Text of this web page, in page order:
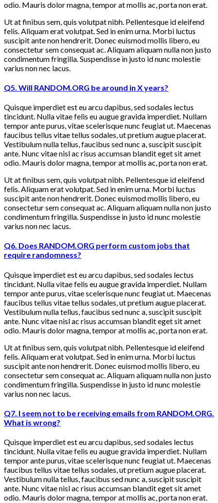
odio. Mauris dolor magna, tempor at mollis ac, porta non erat.
Ut at finibus sem, quis volutpat nibh. Pellentesque id eleifend
felis. Aliquam erat volutpat. Sed in enim urna. Morbi luctus
suscipit ante non hendrerit. Donec euismod mollis libero, eu
consectetur sem consequat ac. Aliquam aliquam nulla non justo
condimentum fringilla. Suspendisse in justo id nunc molestie
varius non nec lacus.
Q5. Will RANDOM.ORG be around in X years?
Quisque imperdiet est eu arcu dapibus, sed sodales lectus
tincidunt. Nulla vitae felis eu augue gravida imperdiet. Nullam
tempor ante purus, vitae scelerisque nunc feugiat ut. Maecenas
faucibus tellus vitae tellus sodales, ut pretium augue placerat.
Vestibulum nulla tellus, faucibus sed nunc a, suscipit suscipit
ante. Nunc vitae nisl ac risus accumsan blandit eget sit amet
odio. Mauris dolor magna, tempor at mollis ac, porta non erat.
Ut at finibus sem, quis volutpat nibh. Pellentesque id eleifend
felis. Aliquam erat volutpat. Sed in enim urna. Morbi luctus
suscipit ante non hendrerit. Donec euismod mollis libero, eu
consectetur sem consequat ac. Aliquam aliquam nulla non justo
condimentum fringilla. Suspendisse in justo id nunc molestie
varius non nec lacus.
Q6. Does RANDOM.ORG perform custom jobs that
require randomness?
Quisque imperdiet est eu arcu dapibus, sed sodales lectus
tincidunt. Nulla vitae felis eu augue gravida imperdiet. Nullam
tempor ante purus, vitae scelerisque nunc feugiat ut. Maecenas
faucibus tellus vitae tellus sodales, ut pretium augue placerat.
Vestibulum nulla tellus, faucibus sed nunc a, suscipit suscipit
ante. Nunc vitae nisl ac risus accumsan blandit eget sit amet
odio. Mauris dolor magna, tempor at mollis ac, porta non erat.
Ut at finibus sem, quis volutpat nibh. Pellentesque id eleifend
felis. Aliquam erat volutpat. Sed in enim urna. Morbi luctus
suscipit ante non hendrerit. Donec euismod mollis libero, eu
consectetur sem consequat ac. Aliquam aliquam nulla non justo
condimentum fringilla. Suspendisse in justo id nunc molestie
varius non nec lacus.
Q7. I seem not to be receiving emails from RANDOM.ORG.
What is wrong?
Quisque imperdiet est eu arcu dapibus, sed sodales lectus
tincidunt. Nulla vitae felis eu augue gravida imperdiet. Nullam
tempor ante purus, vitae scelerisque nunc feugiat ut. Maecenas
faucibus tellus vitae tellus sodales, ut pretium augue placerat.
Vestibulum nulla tellus, faucibus sed nunc a, suscipit suscipit
ante. Nunc vitae nisl ac risus accumsan blandit eget sit amet
odio. Mauris dolor magna, tempor at mollis ac, porta non erat.